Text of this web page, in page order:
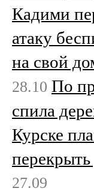
Кадими
атаку
на свой
28.10 По
спила
Курске
27.09